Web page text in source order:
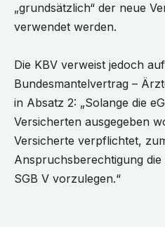
„grundsätzlich“ der neue
verwendet werden.
Die KBV verweist jedoch
Bundesmantelvertrag –
in Absatz 2: „Solange die
Versicherten ausgegeben
Versicherte verpflichtet,
Anspruchsberechtigung die
SGB V vorzulegen.“